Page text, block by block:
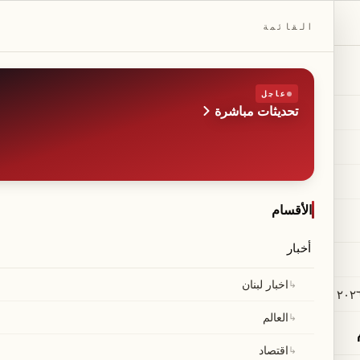
القائمة
عاجل
تحديثات مباشرة
الأقسام
أخبار
↳اخبار لبنان
↳العالم
↳اقتصاد